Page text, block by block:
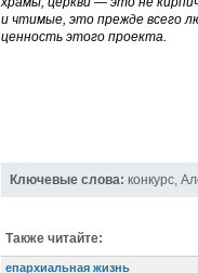
и чтимые, это прежде всего
ценность этого проекта.
Ключевые слова: конкурс,
Также читайте:
епархиальная жизнь